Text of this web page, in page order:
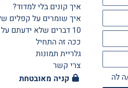
לה
איך קונים בלי למדוד?
איך שומרים על קפלים
10 דברים שלא ידעתם על פליסה
ככה זה התחיל
גלריית תמונות
צרי קשר
קניה מאובטחת